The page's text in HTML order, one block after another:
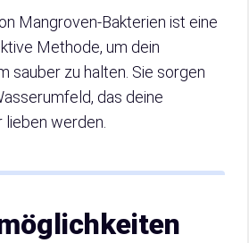
Mangroven-Bakterien ist eine
Methode, um dein
sauber zu halten. Sie sorgen
das deine
werden.